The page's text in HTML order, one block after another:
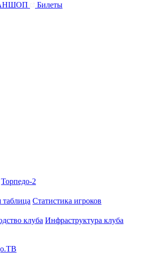
Билеты
Торпедо-2
таблица Статистика игроков
клуба Инфраструктура клуба